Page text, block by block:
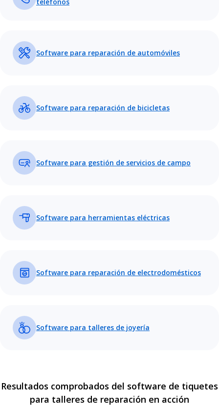
Software para reparación de automóviles
Software para reparación de bicicletas
Software para gestión de servicios de campo
Software para herramientas eléctricas
Software para reparación de electrodomésticos
Software para talleres de joyería
Resultados comprobados del software de tiquetes
para talleres de reparación en acción